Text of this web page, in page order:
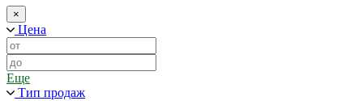
×
Цена
Еще
Тип продаж